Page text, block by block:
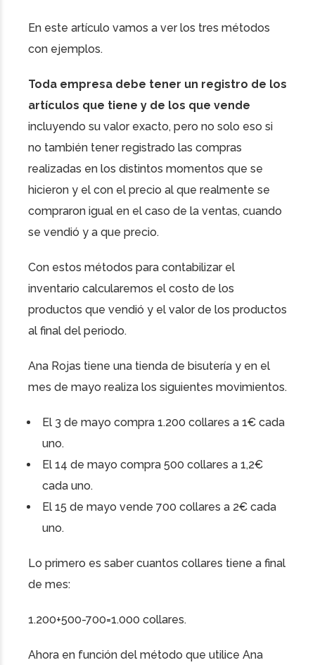
En este artículo vamos a ver los tres métodos
con ejemplos.
Toda empresa debe tener un registro de los
artículos que tiene y de los que vende
incluyendo su valor exacto, pero no solo eso si
no también tener registrado las compras
realizadas en los distintos momentos que se
hicieron y el con el precio al que realmente se
compraron igual en el caso de la ventas, cuando
se vendió y a que precio.
Con estos métodos para contabilizar el
inventario calcularemos el costo de los
productos que vendió y el valor de los productos
al final del periodo.
Ana Rojas tiene una tienda de bisutería y en el
mes de mayo realiza los siguientes movimientos.
El 3 de mayo compra 1.200 collares a 1€ cada
uno.
El 14 de mayo compra 500 collares a 1,2€
cada uno.
El 15 de mayo vende 700 collares a 2€ cada
uno.
Lo primero es saber cuantos collares tiene a final
de mes:
1.200+500-700=1.000 collares.
Ahora en función del método que utilice Ana